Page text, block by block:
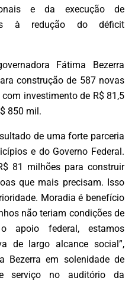
e da execução de
à redução do déficit
Fátima Bezerra
construção de 587 novas
investimento de R$ 81,5
850 mil.
de uma forte parceria
e do Governo Federal.
81 milhões para construir
que mais precisam. Isso
Moradia é benefício
não teriam condições de
apoio federal, estamos
de largo alcance social”,
Bezerra em solenidade de
serviço no auditório da